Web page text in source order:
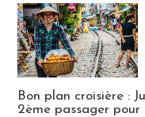
Bon plan croisière :
2ème passager